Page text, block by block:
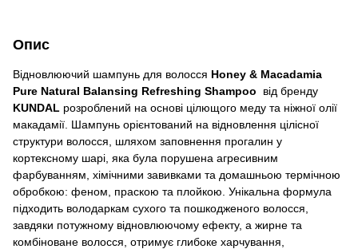
Опис
Відновлюючий шампунь для волосся Honey & Macadamia
Pure Natural Balansing Refreshing Shampoo від бренду
KUNDAL розроблений на основі цілющого меду та ніжної олії
макадамії. Шампунь орієнтований на відновлення цілісної
структури волосся, шляхом заповнення прогалин у
кортексному шарі, яка була порушена агресивним
фарбуванням, хімічними завивками та домашньою термічною
обробкою: феном, праскою та плойкою. Унікальна формула
підходить володаркам сухого та пошкодженого волосся,
завдяки потужному відновлюючому ефекту, а жирне та
комбіноване волосся, отримує глибоке харчування,